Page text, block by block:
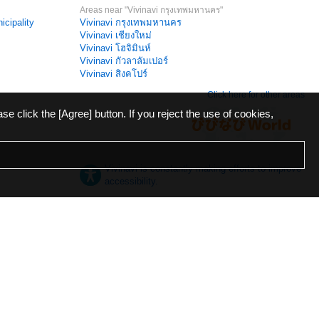
Areas near "Vivinavi กรุงเทพมหานคร"
Vivinavi กรุงเทพมหานคร
Vivinavi เชียงใหม่
Vivinavi โฮจิมินห์
Vivinavi กัวลาลัมเปอร์
Vivinavi สิงคโปร์
Click here for other areas
Vivinavi is constantly making efforts to improve
accessibility.
click the [Agree] button. If you reject the use of cookies,